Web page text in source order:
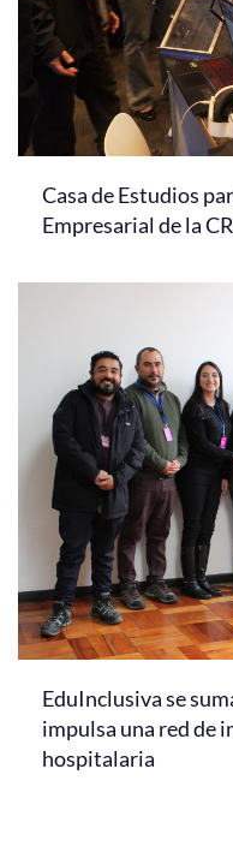
Casa de Estudios
Empresarial de la
EduInclusiva se
impulsa una red de
hospitalaria